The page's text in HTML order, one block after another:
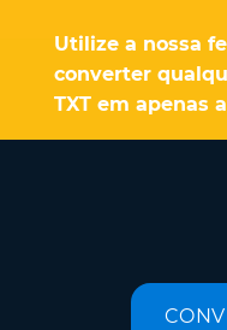
Utilize a nossa
converter
TXT em apenas